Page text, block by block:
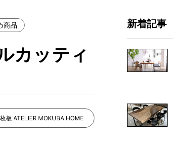
新入荷情報
納品事例
納品事例（住宅・インテリア）
納品事例（店舗・オフィス）
商品
カッティ
板 ATELIER MOKUBA HOME
新着記事